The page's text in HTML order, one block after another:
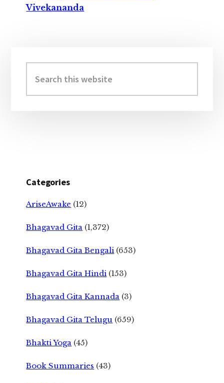
Vivekananda
Sidebar
this
website
Categories
AriseAwake (12)
Bhagavad Gita (1,372)
Bhagavad Gita Bengali (653)
Bhagavad Gita Hindi (153)
Bhagavad Gita Kannada (3)
Bhagavad Gita Telugu (659)
Bhakti Yoga (45)
Book Summaries (43)